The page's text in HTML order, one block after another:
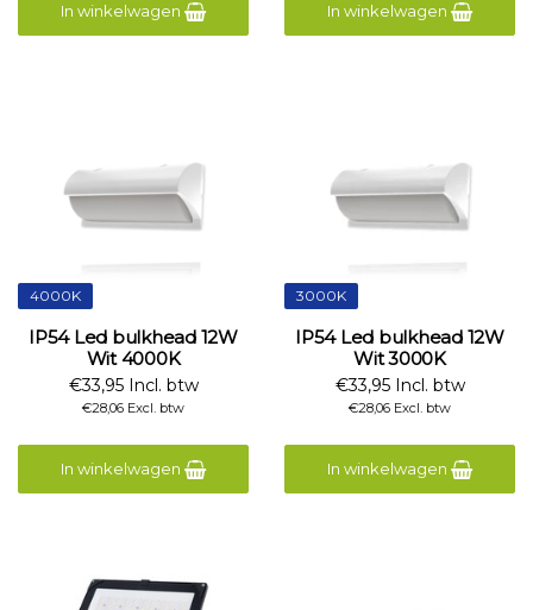
In winkelwagen In winkelwagen
4000K
IP54 Led bulkhead 12W
Wit 4000K
€33,95 Incl. btw
€28,06 Excl. btw
In winkelwagen
3000K
IP54 Led bulkhead 12W
Wit 3000K
€33,95 Incl. btw
€28,06 Excl. btw
In winkelwagen